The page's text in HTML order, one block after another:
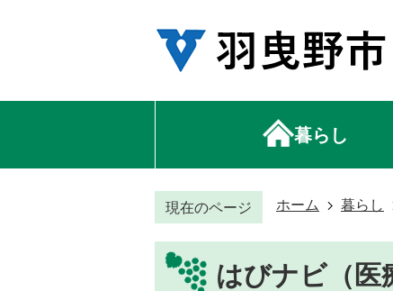
暮らし
現在のページ ホーム 暮らし
はびナビ（医